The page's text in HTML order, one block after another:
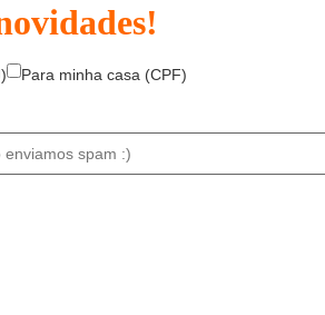
Para minha casa (CPF)